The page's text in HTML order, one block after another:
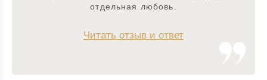
отдельная любовь.
Читать отзыв и ответ